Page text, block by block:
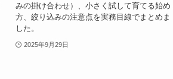
みの掛け合わせ）、小さく試して育てる始め
方、絞り込みの注意点を実務目線でまとめま
した。
2025年9月29日